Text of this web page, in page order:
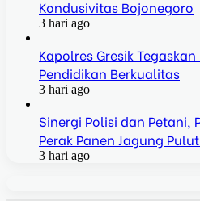
Kondusivitas Bojonegoro
3 hari ago
Kapolres Gresik
Pendidikan Berkualitas
3 hari ago
Sinergi Polisi dan Petani,
Perak Panen Jagung
3 hari ago